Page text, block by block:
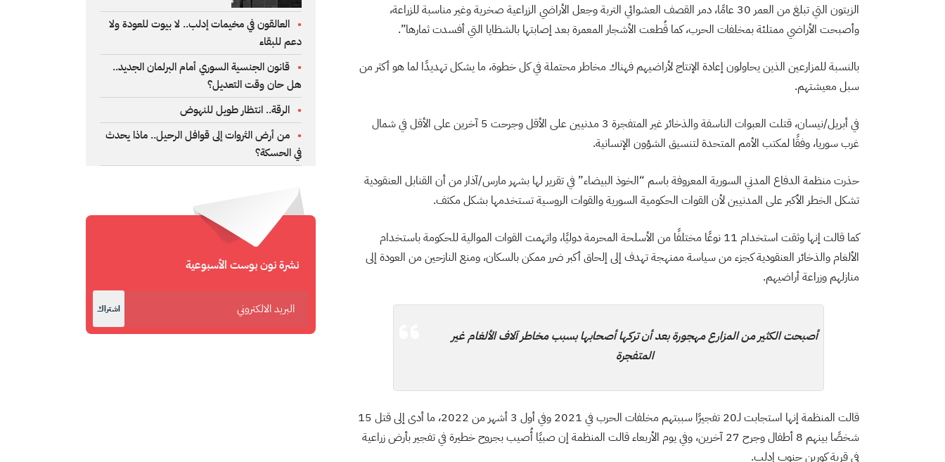
الزيتون التي تبلغ من العمر 30 عامًا، دمر القصف العشوائي التربة وجعل الأراضي الزراعية صخرية وغير مناسبة للزراعة،
وأصبحت الأراضي ممتلئة بمخلفات الحرب، كما قُطعت الأشجار المعمرة بعد إصابتها بالشظايا التي أفسدت ثمارها”.
بالنسبة للمزارعين الذين يحاولون إعادة الإنتاج لأراضيهم فهناك مخاطر محتملة في كل خطوة، ما يشكل تهديدًا لما هو أكثر من
سبل معيشتهم.
في أبريل/نيسان، قتلت العبوات الناسفة والذخائر غير المتفجرة 3 مدنيين على الأقل وجرحت 5 آخرين على الأقل في شمال
غرب سوريا، وفقًا لمكتب الأمم المتحدة لتنسيق الشؤون الإنسانية.
حذرت منظمة الدفاع المدني السورية المعروفة باسم “الخوذ البيضاء” في تقرير لها بشهر مارس/آذار من أن القنابل العنقودية
تشكل الخطر الأكبر على المدنيين لأن القوات الحكومية السورية والقوات الروسية تستخدمها بشكل مكثف.
كما قالت إنها وثقت استخدام 11 نوعًا مختلفًا من الأسلحة المحرمة دوليًا، واتهمت القوات الموالية للحكومة باستخدام
الألغام والذخائر العنقودية كجزء من سياسة ممنهجة تهدف إلى إلحاق أكبر ضرر ممكن بالسكان، ومنع النازحين من العودة إلى
منازلهم وزراعة أراضيهم.
أصبحت الكثير من المزارع مهجورة بعد أن تركها أصحابها بسبب مخاطر آلاف الألغام غير
المتفجرة
قالت المنظمة إنها استجابت لـ20 تفجيرًا سببتهم مخلفات الحرب في 2021 وفي أول 3 أشهر من 2022، ما أدى إلى قتل 15
شخصًا بينهم 8 أطفال وجرح 27 آخرين، وفي يوم الأربعاء قالت المنظمة إن صبيًا أُصيب بجروح خطيرة في تفجير بأرض زراعية
في قرية كورين جنوب إدلب.
العالقون في مخيمات إدلب.. لا بيوت للعودة ولا
دعم للبقاء
قانون الجنسية السوري أمام البرلمان الجديد..
هل حان وقت التعديل؟
الرقة.. انتظار طويل للنهوض
من أرض الثروات إلى قوافل الرحيل.. ماذا يحدث
في الحسكة؟
نشرة نون بوست الأسبوعية
اشتراك